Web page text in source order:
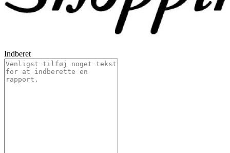
Indberet